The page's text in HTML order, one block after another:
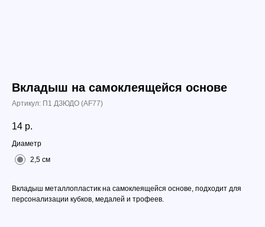
Вкладыш на самоклеящейся основе
Артикул: П1 ДЗЮДО (АF77)
14 р.
Диаметр
2,5 см
Вкладыш металлопластик на самоклеящейся основе, подходит для
персонализации кубков, медалей и трофеев.